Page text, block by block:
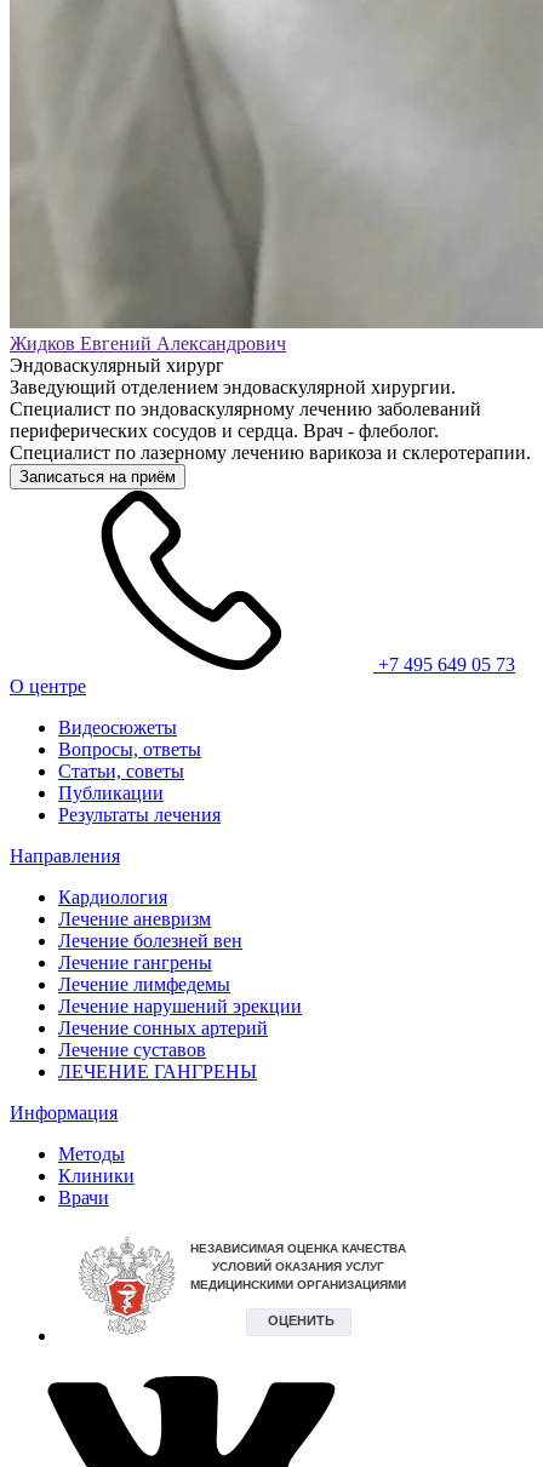
Жидков Евгений Александрович
Эндоваскулярный хирург
Заведующий отделением эндоваскулярной хирургии.
Специалист по эндоваскулярному лечению заболеваний
периферических сосудов и сердца. Врач - флеболог.
Специалист по лазерному лечению варикоза и склеротерапии.
Записаться на приём
+7 495 649 05 73
О центре
Видеосюжеты
Вопросы, ответы
Статьи, советы
Публикации
Результаты лечения
Направления
Кардиология
Лечение аневризм
Лечение болезней вен
Лечение гангрены
Лечение лимфедемы
Лечение нарушений эрекции
Лечение сонных артерий
Лечение суставов
ЛЕЧЕНИЕ ГАНГРЕНЫ
Информация
Методы
Клиники
Врачи